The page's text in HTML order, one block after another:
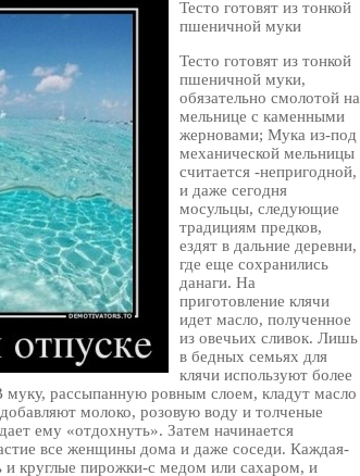
Тесто готовят из тонкой
пшеничной муки
Тесто готовят из тонкой
пшеничной муки,
обязательно смолотой на
мельнице с каменными
жерновами; Мука из-под
механической мельницы
считается -непригодной,
и даже сегодня
мосульцы, следующие
традициям предков,
ездят в дальние деревни,
где еще сохранились
данаги. На
приготовление клячи
идет масло, полученное
из овечьих сливок. Лишь
в бедных семьях для
клячи используют более
рассыпанную ровным слоем, кладут масло
молоко, розовую воду и толченые
ему «отдохнуть». Затем начинается
все женщины дома и даже соседи. Каждая-
круглые пирожки-с медом или сахаром, и